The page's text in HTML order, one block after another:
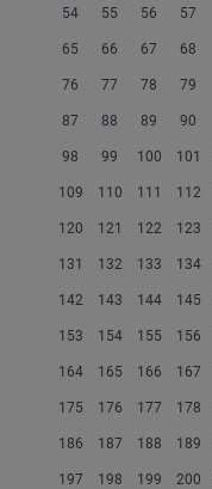
54 55 56 57
65 66 67 68
76 77 78 79
87 88 89 90
98 99 100 101
109 110 111 112
120 121 122 123
131 132 133 134
142 143 144 145
153 154 155 156
164 165 166 167
175 176 177 178
186 187 188 189
197 198 199 200